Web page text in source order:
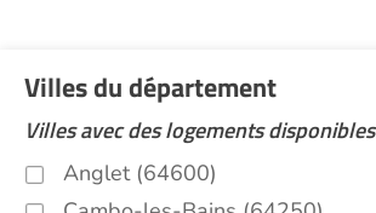
Villes du département
Villes avec des logements disponibles
Anglet (64600)